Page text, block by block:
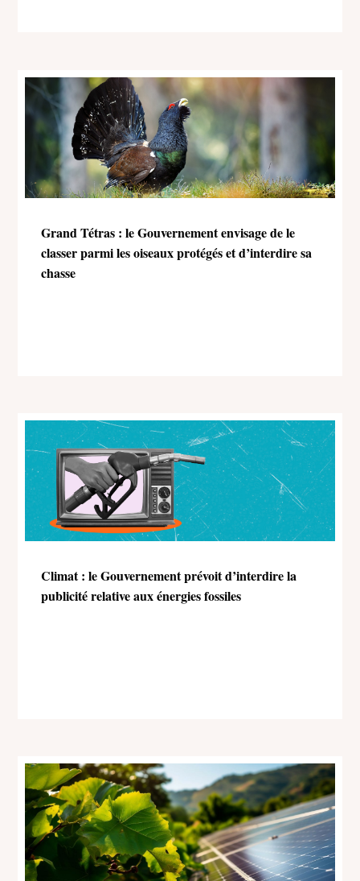
Grand Tétras : le Gouvernement envisage de le
classer parmi les oiseaux protégés et d’interdire sa
chasse
Climat : le Gouvernement prévoit d’interdire la
publicité relative aux énergies fossiles